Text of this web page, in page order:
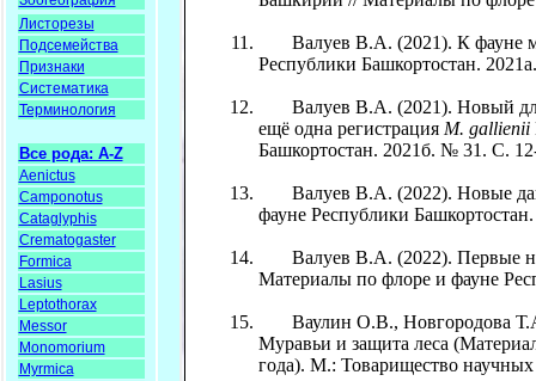
Листорезы
Подсемейства
Признаки
Систематика
Терминология
Все рода: A-Z
Aenictus
Camponotus
Cataglyphis
Crematogaster
Formica
Lasius
Leptothorax
Messor
Monomorium
Myrmica
Валуев В.А. (2021). К фауне
Республики Башкортостан.
Валуев В.А. (2021). Новый
ещё одна регистрация M. gallienii
Башкортостан. 2021б. № 31. С.
Валуев В.А. (2022). Новые
фауне Республики
Валуев В.А. (2022). Первые
Материалы по флоре и фауне
Ваулин О.В., Новгородова Т.А.
Муравьи и защита леса
года). М.: Товарищество